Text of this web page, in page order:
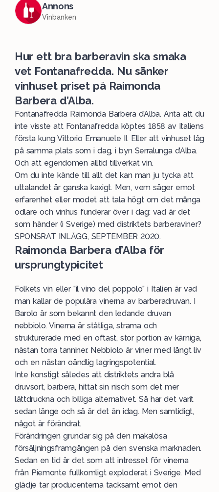
Annons
Vinbanken
Hur ett bra barberavin ska smaka
vet Fontanafredda. Nu sänker
vinhuset priset på Raimonda
Barbera d’Alba.
Fontanafredda Raimonda Barbera d’Alba. Anta att du
inte visste att Fontanafredda köptes 1858 av Italiens
första kung Vittorio Emanuele II. Eller att vinhuset låg
på samma plats som i dag, i byn Serralunga d’Alba.
Och att egendomen alltid tillverkat vin.
Om du inte kände till allt det kan man ju tycka att
uttalandet är ganska kaxigt. Men, vem säger emot
erfarenhet eller modet att tala högt om det många
odlare och vinhus funderar över i dag: vad är det
som händer (i Sverige) med distriktets barberaviner?
SPONSRAT INLÄGG, SEPTEMBER 2020.
Raimonda Barbera d’Alba för
ursprungtypicitet
Folkets vin eller ”il vino del poppolo” i Italien är vad
man kallar de populära vinerna av barberadruvan. I
Barolo är som bekannt den ledande druvan
nebbiolo. Vinerna är ståtliga, strama och
strukturerade med en oftast, stor portion av kärniga,
nästan torra tanniner. Nebbiolo är viner med långt liv
och en nästan oändlig lagringspotential.
Inte konstigt således att distriktets andra blå
druvsort, barbera, hittat sin nisch som det mer
lättdruckna och billiga alternativet. Så har det varit
sedan länge och så är det än idag. Men samtidigt,
något är förändrat.
Förändringen grundar sig på den makalösa
försäljningsframgången på den svenska marknaden.
Sedan en tid är det som att intresset för vinerna
från Piemonte fullkomligt exploderat i Sverige. Med
glädje tar producenterna tacksamt emot den